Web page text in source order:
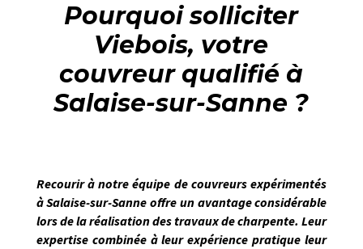
Pourquoi solliciter
Viebois, votre
couvreur qualifié à
Salaise-sur-Sanne ?
Recourir à notre équipe de couvreurs expérimentés
àSalaise-sur-Sanne offre un avantage considérable
lors de la réalisation des travaux de charpente. Leur
expertise combinée à leur expérience pratique leur